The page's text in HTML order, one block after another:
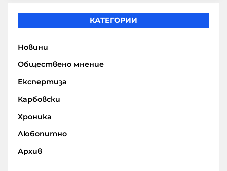
КАТЕГОРИИ
Новини
Обществено мнение
Експертиза
Карбовски
Хроника
Любопитно
Архив